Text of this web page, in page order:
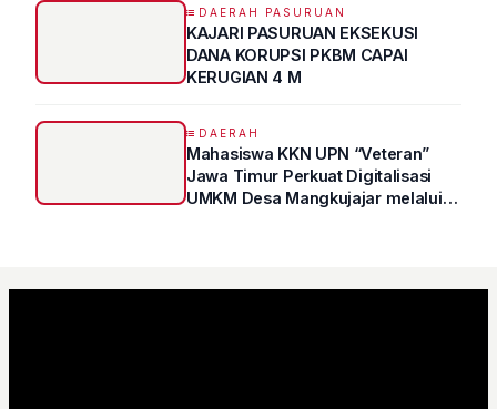
DAERAH PASURUAN
KAJARI PASURUAN EKSEKUSI
DANA KORUPSI PKBM CAPAI
KERUGIAN 4 M
DAERAH
Mahasiswa KKN UPN “Veteran”
Jawa Timur Perkuat Digitalisasi
UMKM Desa Mangkujajar melalui